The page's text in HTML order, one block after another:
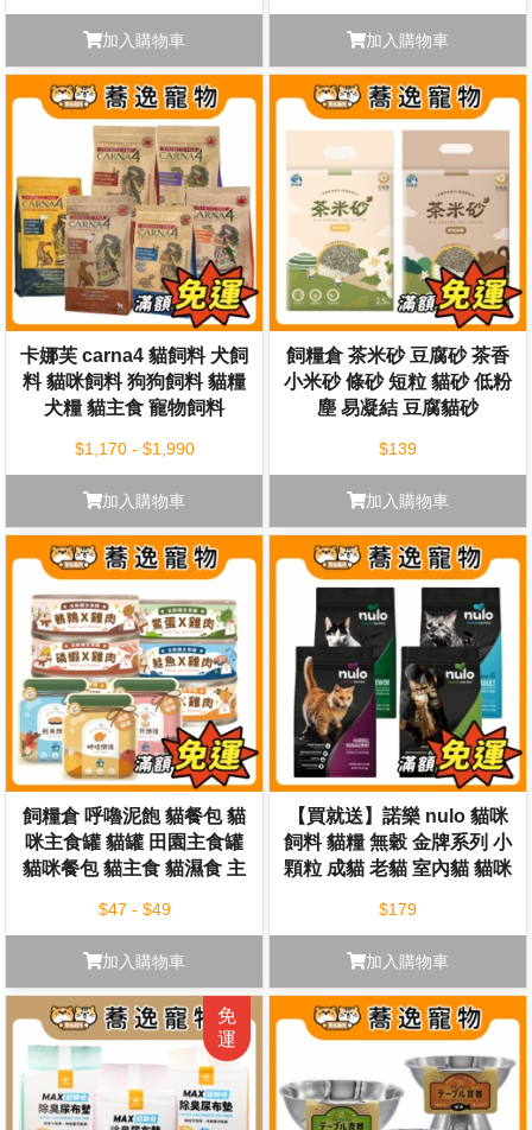
加入購物車 加入購物車
卡娜芙 carna4 貓飼料 犬飼
料 貓咪飼料 狗狗飼料 貓糧
犬糧 貓主食 寵物飼料
$1,170 - $1,990
加入購物車
飼糧倉 茶米砂 豆腐砂 茶香
小米砂 條砂 短粒 貓砂 低粉
塵 易凝結 豆腐貓砂
$139
加入購物車
飼糧倉 呼嚕泥飽 貓餐包 貓
咪主食罐 貓罐 田園主食罐
貓咪餐包 貓主食 貓濕食 主
$47 - $49
加入購物車
【買就送】諾樂 nulo 貓咪
飼料 貓糧 無穀 金牌系列 小
顆粒 成貓 老貓 室內貓 貓咪
$179
加入購物車